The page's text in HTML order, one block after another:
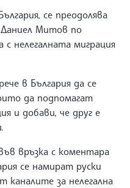
се преодолява
Даниел Митов по
нелегалната миграция
в България да се
да подпомагат
и добави, че друг е
връзка с коментара
се намират руски
каналите за нелегална